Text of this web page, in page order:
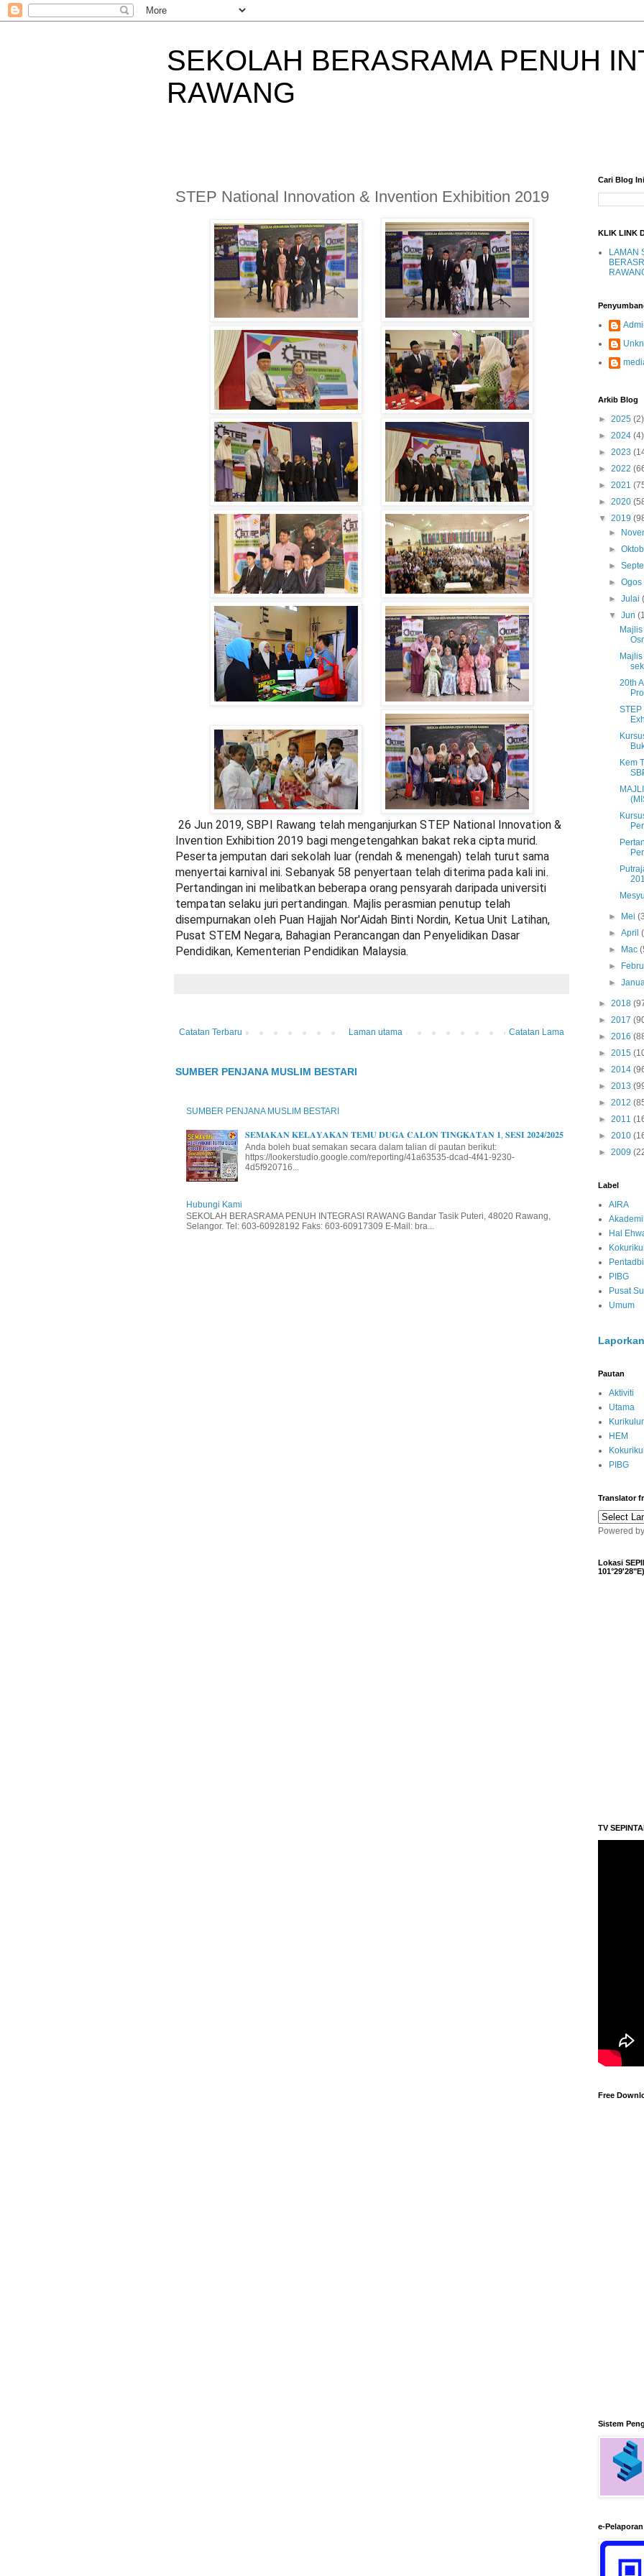
SEKOLAH BERASRAMA PENUH
RAWANG
STEP National Innovation & Invention Exhibition 2019
26 Jun 2019, SBPI Rawang telah menganjurkan STEP National Innovation &
Invention Exhibition 2019 bagi mengetengahkan bakat reka cipta murid.
Peserta jemputan dari sekolah luar (rendah & menengah) telah turut sama
menyertai karnival ini. Sebanyak 58 penyertaan telah diterima pada kali ini.
Pertandingan ini melibatkan beberapa orang pensyarah daripada universiti
tempatan selaku juri pertandingan. Majlis perasmian penutup telah
disempurnakan oleh Puan Hajjah Nor'Aidah Binti Nordin, Ketua Unit Latihan,
Pusat STEM Negara, Bahagian Perancangan dan Penyelidikan Dasar
Pendidikan, Kementerian Pendidikan Malaysia.
Catatan Terbaru Catatan Lama
Laman utama
SUMBER PENJANA MUSLIM BESTARI
SUMBER PENJANA MUSLIM BESTARI
𝐒𝐄𝐌𝐀𝐊𝐀𝐍 𝐊𝐄𝐋𝐀𝐘𝐀𝐊𝐀𝐍 𝐓𝐄𝐌𝐔 𝐃𝐔𝐆𝐀 𝐂𝐀𝐋𝐎𝐍 𝐓𝐈𝐍𝐆𝐊𝐀𝐓𝐀𝐍 𝟏, 𝐒𝐄𝐒𝐈 𝟐𝟎𝟐𝟒/𝟐𝟎𝟐𝟓
Anda boleh buat semakan secara dalam talian di pautan berikut:
https://lookerstudio.google.com/reporting/41a63535-dcad-4f41-9230-
4d5f920716...
Hubungi Kami
SEKOLAH BERASRAMA PENUH INTEGRASI RAWANG Bandar Tasik Puteri, 48020 Rawang,
Selangor. Tel: 603-60928192 Faks: 603-60917309 E-Mail: bra...
Cari Blog Ini
KLIK LINK
LAMAN
Arkib Blog
► 2025 (2)
► 2024 (4)
► 2023
► 2022
► 2021
► 2020
▼ 2019
►
►
►
►Ogos
►Julai
▼Jun
20th
Kem
► Mei
►April
►
Mac
►
►
► 2018
► 2017
► 2016
► 2015
► 2014
► 2013
► 2012
► 2011
► 2010
► 2009
Label
AIRA
Hal
PIBG
Pusat
Umum
Pautan
Aktiviti
Utama
HEM
PIBG
Translator
Powered
Lokasi
101°29'28"E)
TV
Free
Sistem
e-